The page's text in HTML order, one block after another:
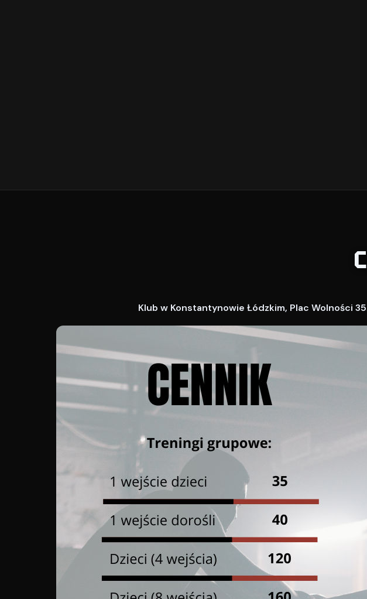
Klub w Konstantynowie Łódzkim, Plac Wolności